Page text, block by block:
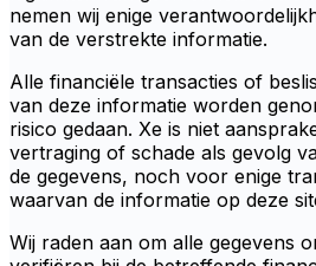
nemen wij enige
van de verstrekte informatie.
Alle financiële transacties of
van deze informatie worden
risico gedaan. Xe is niet
vertraging of schade als gevolg
de gegevens, noch voor enige
waarvan de informatie op deze
Wij raden aan om alle gegevens